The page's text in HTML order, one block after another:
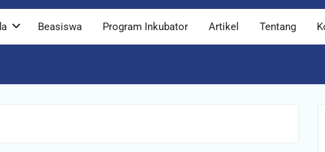
Beasiswa Program Inkubator Artikel Tentang